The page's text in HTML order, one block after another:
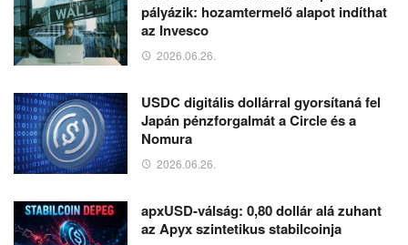
pályázik: hozamtermelő alapot indíthat
az Invesco
2026.06.26.
USDC digitális dollárral gyorsítaná fel
Japán pénzforgalmát a Circle és a
Nomura
2026.06.26.
apxUSD-válság: 0,80 dollár alá zuhant
az Apyx szintetikus stabilcoinja